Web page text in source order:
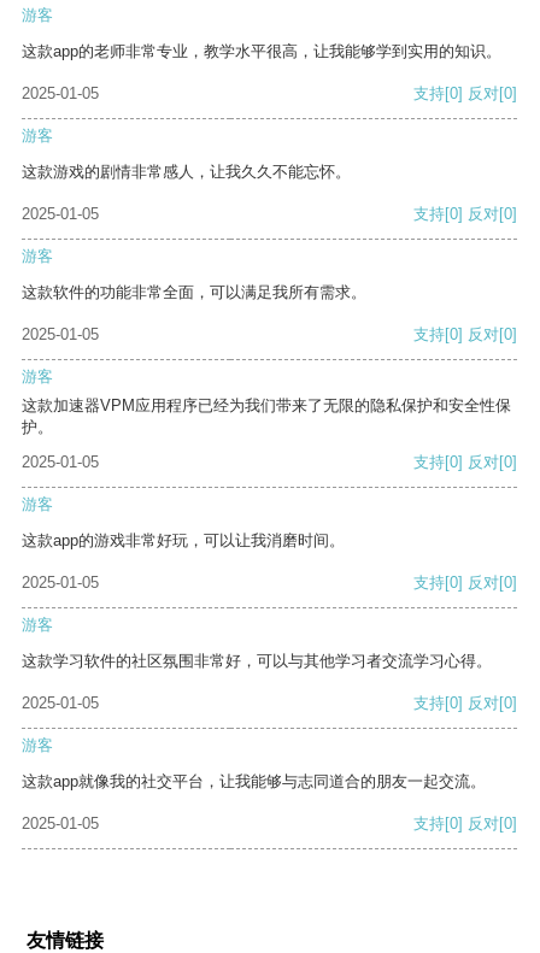
游客
这款app的老师非常专业，教学水平很高，让我能够学到实用的知识。
2025-01-05 支持[0] 反对[0]
游客
这款游戏的剧情非常感人，让我久久不能忘怀。
2025-01-05 支持[0] 反对[0]
游客
这款软件的功能非常全面，可以满足我所有需求。
2025-01-05 支持[0] 反对[0]
游客
这款加速器VPM应用程序已经为我们带来了无限的隐私保护和安全性保
护。
2025-01-05
支持[0] 反对[0]
游客
这款app的游戏非常好玩，可以让我消磨时间。
2025-01-05 支持[0] 反对[0]
游客
这款学习软件的社区氛围非常好，可以与其他学习者交流学习心得。
2025-01-05 支持[0] 反对[0]
游客
这款app就像我的社交平台，让我能够与志同道合的朋友一起交流。
2025-01-05 支持[0] 反对[0]
友情链接